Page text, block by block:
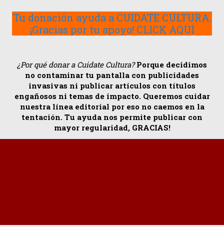
Tu donación ayuda a CUIDATE CULTURA.
¡Gracias por tu apoyo! CLICK AQUÍ
¿Por qué donar a Cuidate Cultura?Porque decidimos
no contaminar tu pantalla con publicidades
invasivas ni publicar artículos con títulos
engañosos ni temas de impacto. Queremos cuidar
nuestra línea editorial por eso no caemos en la
tentación. Tu ayuda nos permite publicar con
mayor regularidad, GRACIAS!